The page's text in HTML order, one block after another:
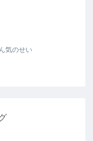
気のせい